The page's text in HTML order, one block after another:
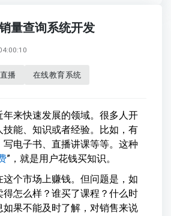
量查询系统开发
播 在线教育系统
年来快速发展的领域。很多人开
能、知识或者经验。比如，有
电子书、直播讲课等等。这种
”，就是用户花钱买知识。
这个市场上赚钱。但问题是，如
怎么样？谁买了课程？什么时
果不能及时了解，对销售来说